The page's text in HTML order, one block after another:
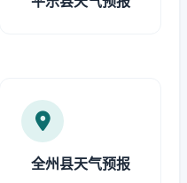
全州县天气预报